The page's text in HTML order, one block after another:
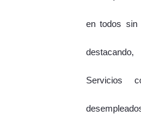
en todos sin
Servicios